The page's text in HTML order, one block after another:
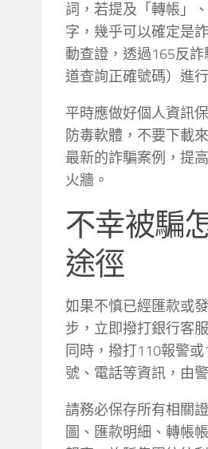
詞，若提及「轉帳」
字，幾乎可以確定是
動查證，透過165反
道查詢正確號碼）進
平時應做好個人資訊
防毒軟體，不要下載
最新的詐騙案例，提
火牆。
不幸被騙
途徑
如果不慎已經匯款或
步，立即撥打銀行客
同時，撥打110報警
號、電話等資訊，由
請務必保存所有相關
圖、匯款明細、轉帳